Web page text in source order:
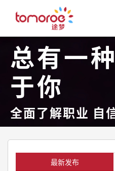
总有一
于你
全面了解职业 自
最新发布